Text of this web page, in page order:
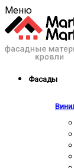
Меню
Фасады